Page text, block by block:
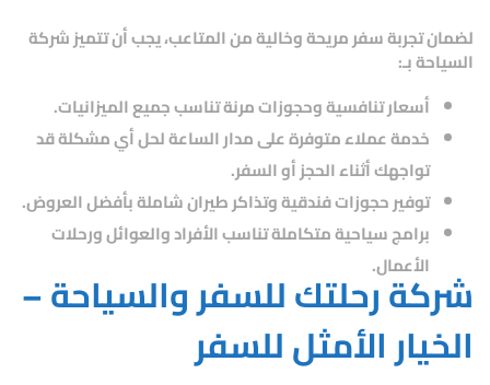
لضمان تجربة سفر مريحة وخالية من المتاعب، يجب أن تتميز شركة
السياحة بـ:
أسعار تنافسية وحجوزات مرنةتناسب جميع الميزانيات.
خدمة عملاء متوفرة على مدار الساعةلحل أي مشكلة قد
تواجهك أثناء الحجز أو السفر.
توفير حجوزات فندقية وتذاكر طيران شاملةبأفضل العروض.
برامج سياحية متكاملةتناسب الأفراد والعوائل ورحلات
الأعمال.
شركة رحلتك للسفر والسياحة –
الخيار الأمثل للسفر